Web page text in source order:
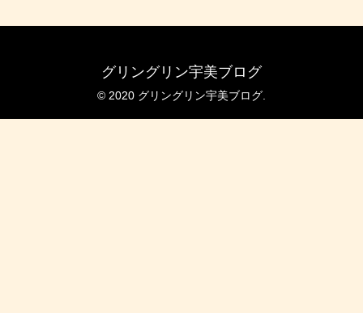
グリングリン宇美ブログ
© 2020 グリングリン宇美ブログ.